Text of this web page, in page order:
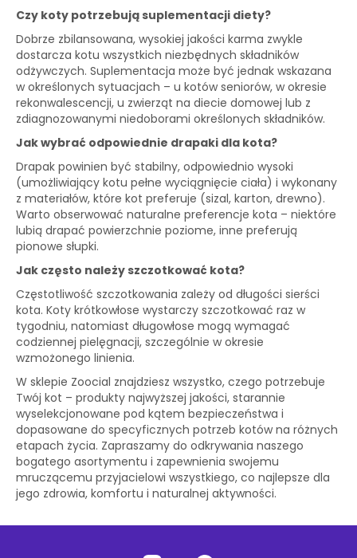
Czy koty potrzebują suplementacji diety?
Dobrze zbilansowana, wysokiej jakości karma zwykle
dostarcza kotu wszystkich niezbędnych składników
odżywczych. Suplementacja może być jednak wskazana
w określonych sytuacjach – u kotów seniorów, w okresie
rekonwalescencji, u zwierząt na diecie domowej lub z
zdiagnozowanymi niedoborami określonych składników.
Jak wybrać odpowiednie drapaki dla kota?
Drapak powinien być stabilny, odpowiednio wysoki
(umożliwiający kotu pełne wyciągnięcie ciała) i wykonany
z materiałów, które kot preferuje (sizal, karton, drewno).
Warto obserwować naturalne preferencje kota – niektóre
lubią drapać powierzchnie poziome, inne preferują
pionowe słupki.
Jak często należy szczotkować kota?
Częstotliwość szczotkowania zależy od długości sierści
kota. Koty krótkowłose wystarczy szczotkować raz w
tygodniu, natomiast długowłose mogą wymagać
codziennej pielęgnacji, szczególnie w okresie
wzmożonego linienia.
W sklepie Zoocial znajdziesz wszystko, czego potrzebuje
Twój kot – produkty najwyższej jakości, starannie
wyselekcjonowane pod kątem bezpieczeństwa i
dopasowane do specyficznych potrzeb kotów na różnych
etapach życia. Zapraszamy do odkrywania naszego
bogatego asortymentu i zapewnienia swojemu
mruczącemu przyjacielowi wszystkiego, co najlepsze dla
jego zdrowia, komfortu i naturalnej aktywności.